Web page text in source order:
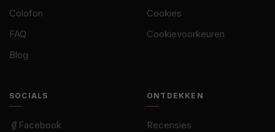
Colofon
FAQ
Blog
Cookies
Cookievoorkeuren
SOCIALS
Facebook
ONTDEKKEN
Recensies